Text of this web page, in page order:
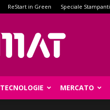
ReStart in Green Speciale Stampanti
TECNOLOGIE MERCATO